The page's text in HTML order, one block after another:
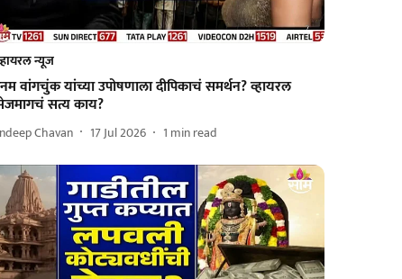
न्यूज
वांगचुंक यांच्या उपोषणाला दीपिकाचं समर्थन? व्हायरल
सत्य काय?
Chavan 17 Jul 2026 1 min read